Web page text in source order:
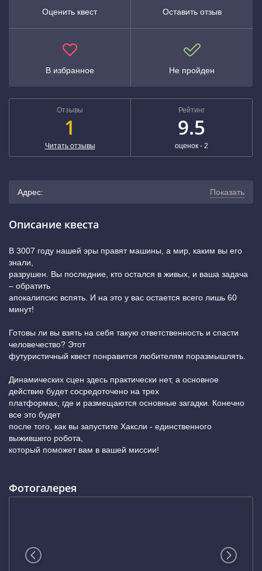
Оценить квест Оставить отзыв
В избранное Не пройден
Отзывы
1
Читать отзывы
Рейтинг
9.5
оценок - 2
Адрес: Показать
в 5 минутах ходьбы от остановки «Автовокзал».
Спускаетесь по ступенькам, входите на цоколь и вторая
дверь с домофоном нашей вывеской приведет вас на
квест.)(показать на карте)
+7 (800) 222-52-38
Описание квеста
В 3007 году нашей эры правят машины, а мир, каким вы его
знали,
разрушен. Вы последние, кто остался в живых, и ваша задача
– обратить
апокалипсис вспять. И на это у вас остается всего лишь 60
минут!
Готовы ли вы взять на себя такую ответственность и спасти
человечество? Этот
футуристичный квест понравится любителям поразмышлять.
Динамических сцен здесь практически нет, а основное
действие будет сосредоточено на трех
платформах, где и размещаются основные загадки. Конечно
все это будет
после того, как вы запустите Хаксли - единственного
выжившего робота,
который поможет вам в вашей миссии!
Фотогалерея